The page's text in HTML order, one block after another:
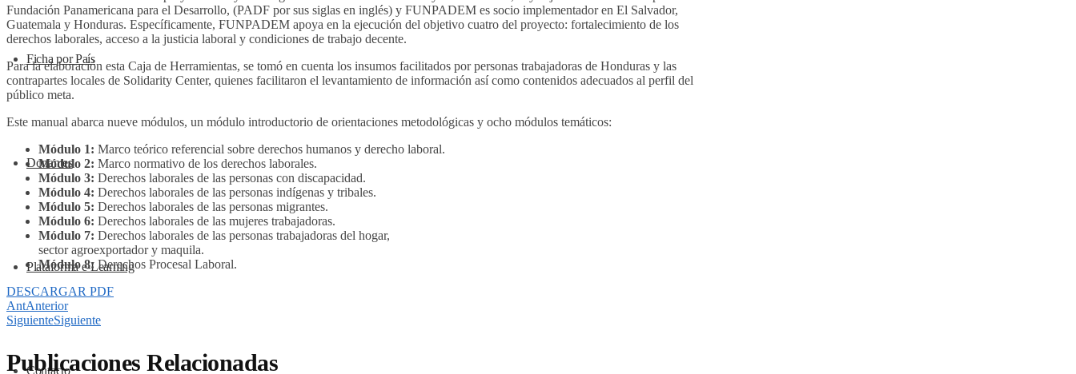
Ficha por País
Donantes
Plataforma e-Learning
Contacto
Fundación Panamericana para el Desarrollo, (PADF por sus siglas en inglés) y FUNPADEM es socio implementador en El Salvador,
Guatemala y Honduras. Específicamente, FUNPADEM apoya en la ejecución del objetivo cuatro del proyecto: fortalecimiento de los
derechos laborales, acceso a la justicia laboral y condiciones de trabajo decente.
Para la elaboración esta Caja de Herramientas, se tomó en cuenta los insumos facilitados por personas trabajadoras de Honduras y las
contrapartes locales de Solidarity Center, quienes facilitaron el levantamiento de información así como contenidos adecuados al perfil del
público meta.
Este manual abarca nueve módulos, un módulo introductorio de orientaciones metodológicas y ocho módulos temáticos:
Módulo 1: Marco teórico referencial sobre derechos humanos y derecho laboral.
Módulo 2: Marco normativo de los derechos laborales.
Módulo 3: Derechos laborales de las personas con discapacidad.
Módulo 4: Derechos laborales de las personas indígenas y tribales.
Módulo 5: Derechos laborales de las personas migrantes.
Módulo 6: Derechos laborales de las mujeres trabajadoras.
Módulo 7: Derechos laborales de las personas trabajadoras del hogar,
sector agroexportador y maquila.
Módulo 8: Derechos Procesal Laboral.
DESCARGAR PDF
AntAnterior
SiguienteSiguiente
Publicaciones Relacionadas